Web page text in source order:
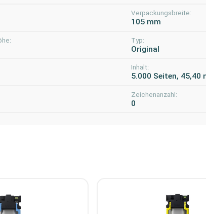
Verpackungsbreite:
105 mm
Typ:
Original
Inhalt:
5.000 Seiten, 45,40
Zeichenanzahl:
0